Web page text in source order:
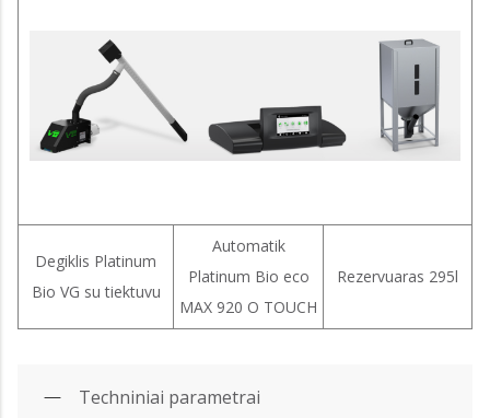
Degiklis Platinum
Bio VG su tiektuvu
Automatik
Platinum Bio eco
MAX 920 O TOUCH
Rezervuaras 295l
Techniniai parametrai